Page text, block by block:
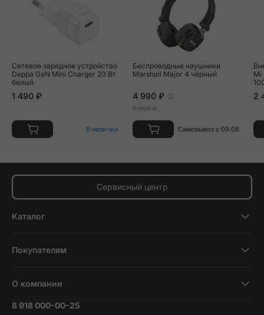
Сетевое зарядное устройство
Deppa GaN Mini Charger 20 Вт
белый
1 490 ₽
В наличии
Беспроводные наушники
Marshall Major 4 чёрный
4 990 ₽
5 990 ₽
Самовывоз с 09.08
Mi
2
Сервисный центр
Каталог
Планшеты
Наушники и колонки
Покупателям
Трейд-ин
О компании
Вакансии
8 918 000-00-25